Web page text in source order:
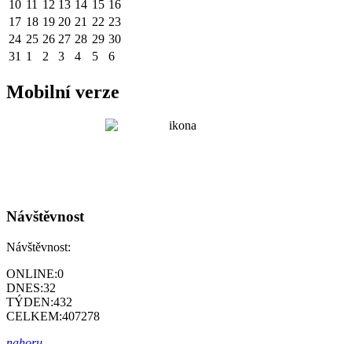
10 11 12 13 14 15 16
17 18 19 20 21 22 23
24 25 26 27 28 29 30
31 1 2 3 4 5 6
Mobilní verze
Návštěvnost
Návštěvnost:
ONLINE:0
DNES:32
TÝDEN:432
CELKEM:407278